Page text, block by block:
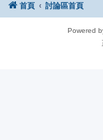
首頁 討論區首頁
Powered